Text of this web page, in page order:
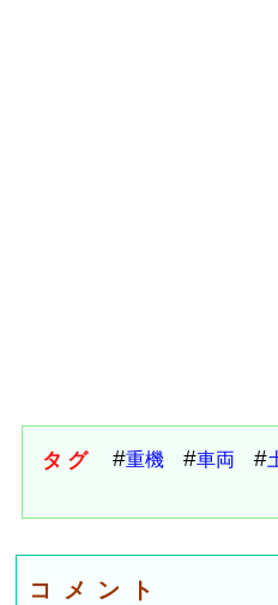
タグ 重機 車両
コメント